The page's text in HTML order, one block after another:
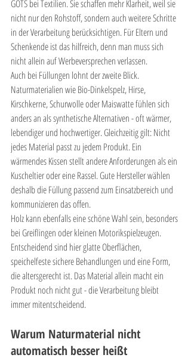
GOTS bei Textilien. Sie schaffen mehr Klarheit, weil sie
nicht nur den Rohstoff, sondern auch weitere Schritte
in der Verarbeitung berücksichtigen. Für Eltern und
Schenkende ist das hilfreich, denn man muss sich
nicht allein auf Werbeversprechen verlassen.
Auch bei Füllungen lohnt der zweite Blick.
Naturmaterialien wie Bio-Dinkelspelz, Hirse,
Kirschkerne, Schurwolle oder Maiswatte fühlen sich
anders an als synthetische Alternativen - oft wärmer,
lebendiger und hochwertiger. Gleichzeitig gilt: Nicht
jedes Material passt zu jedem Produkt. Ein
wärmendes Kissen stellt andere Anforderungen als ein
Kuscheltier oder eine Rassel. Gute Hersteller wählen
deshalb die Füllung passend zum Einsatzbereich und
kommunizieren das offen.
Holz kann ebenfalls eine schöne Wahl sein, besonders
bei Greiflingen oder kleinen Motorikspielzeugen.
Entscheidend sind hier glatte Oberflächen,
speichelfeste sichere Behandlungen und eine Form,
die altersgerecht ist. Das Material allein macht ein
Produkt noch nicht gut - die Verarbeitung bleibt
immer mitentscheidend.
Warum Naturmaterial nicht
automatisch besser heißt